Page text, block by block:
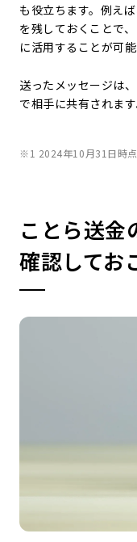
も役立ちます。例え
を残しておくことで
に活用することが可能
送ったメッセージは
で相手に共有されます
※1 2024年10月31日時点
ことら送金
確認してお